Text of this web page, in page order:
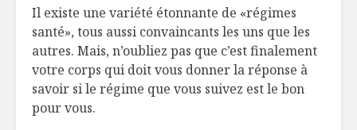
Il existe une variété étonnante de «régimes
santé», tous aussi convaincants les uns que les
autres. Mais, n’oubliez pas que c’est finalement
votre corps qui doit vous donner la réponse à
savoir si le régime que vous suivez est le bon
pour vous.